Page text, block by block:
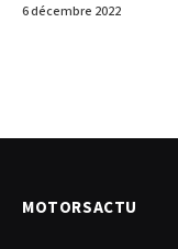
6 décembre 2022
MOTORSACTU